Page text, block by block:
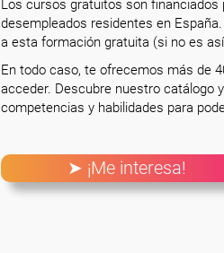
Los cursos gratuitos son financiados
desempleados residentes en
a esta formación gratuita (si no es
En todo caso, te ofrecemos más de
acceder. Descubre nuestro catálogo
competencias y habilidades para
➤ ¡Me interesa!